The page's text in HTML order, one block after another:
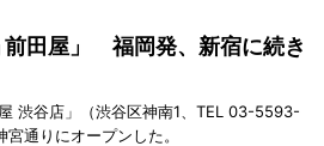
前田屋」 福岡発、新宿に続き
渋谷店」（渋谷区神南1、TEL 03-5593-
通りにオープンした。